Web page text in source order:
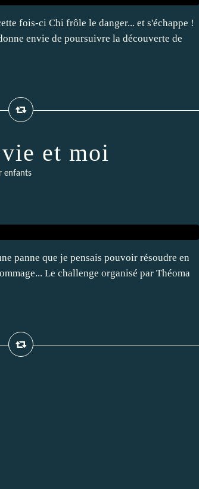
fois-ci Chi frôle le danger... et s'échappe !
envie de poursuivre la découverte de
et moi
enfants
panne que je pensais pouvoir résoudre en
Le challenge organisé par Théoma